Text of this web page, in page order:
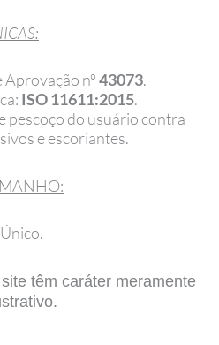
nº43073.
ISO 11611:2015.
pescoço do usuário contra
e escoriantes.
Único.
têm caráter meramente